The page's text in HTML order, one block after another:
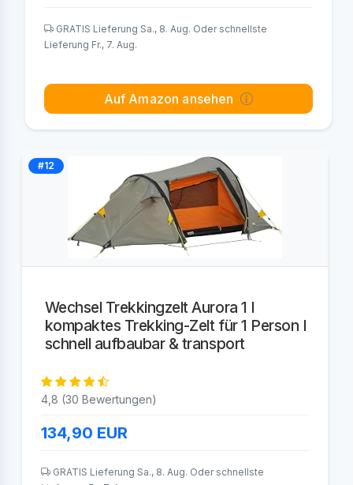
GRATIS Lieferung Sa., 8. Aug. Oder schnellste
Lieferung Fr., 7. Aug.
Auf Amazon ansehen
#12
Wechsel Trekkingzelt Aurora 1 I
kompaktes Trekking-Zelt für 1 Person I
schnell aufbaubar & transport
4,8 (30 Bewertungen)
134,90 EUR
GRATIS Lieferung Sa., 8. Aug. Oder schnellste